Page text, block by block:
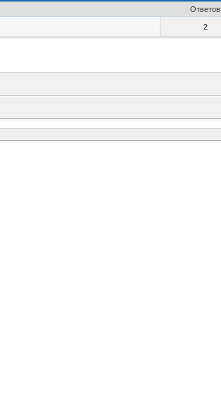
Ответов
2